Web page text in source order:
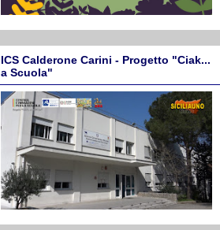
ICS Calderone Carini - Progetto "Ciak...
a Scuola"